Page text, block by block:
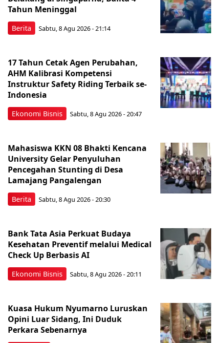
Berita
Tahun Meninggal
Sabtu, 8 Agu 2026 - 21:14
Ekonomi Bisnis
17 Tahun Cetak Agen Perubahan,
AHM Kalibrasi Kompetensi
Instruktur Safety Riding Terbaik se-
Indonesia
Sabtu, 8 Agu 2026 - 20:47
Berita
Mahasiswa KKN 08 Bhakti Kencana
University Gelar Penyuluhan
Pencegahan Stunting di Desa
Lamajang Pangalengan
Sabtu, 8 Agu 2026 - 20:30
Ekonomi Bisnis
Bank Tata Asia Perkuat Budaya
Kesehatan Preventif melalui Medical
Check Up Berbasis AI
Sabtu, 8 Agu 2026 - 20:11
Kuasa Hukum Nyumarno Luruskan
Opini Luar Sidang, Ini Duduk
Perkara Sebenarnya ​